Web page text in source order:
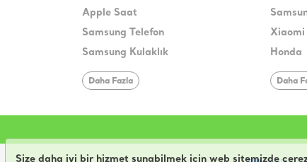
Size daha iyi bir hizmet sunabilmek için web sitemizde
Apple Saat
Samsung Telefon
Samsung Kulaklık
Daha Fazla
Xiaomi
Honda
Daha